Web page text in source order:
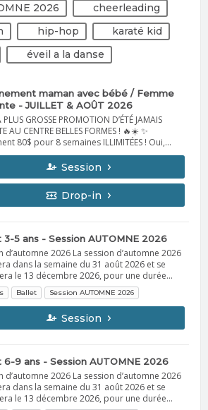
2026
cheerleading
hip-hop
karaté kid
éveil a la danse
maman avec bébé / Femme
- JUILLET & AOÛT 2026
GROSSE PROMOTION D’ÉTÉ JAMAIS
AU CENTRE BELLES FORMES ! 🔥☀️ ✨
80$ pour 8 semaines ILLIMITÉES ! Oui,
à jusqu’à 4 cours par semaine pour
10$ par semaine 😍 🤰👶 Cours adaptés
mamans avec bébé et les femmes
📅 Session d'été : du 29 juin au 22 août
: 🩷 Lundi 10h – Be Functional 🩷
PWR 🩷 Mercredi 10h – Abdos
une ambiance
sans jugement ✔ Reprends du temps
toi
comme celle-ci, on n'en a jamais
📍 Centre Belles Formes 12110, rue de
508-3777 💗 Cet été, investis
seulement 10$ par semaine !
Session
Drop-in
3-5 ans - Session AUTOMNE 2026
d’automne 2026 La session d’automne 2026
dans la semaine du 31 août 2026 et se
le 13 décembre 2026, pour une durée
15 semaines. Spectacle de fin de session Le
de fin de session aura lieu le
6 décembre 2026. Afin de permettre la
du spectacle et ses préparatifs, aucun cours
de danse n’aura lieu durant la semaine du
aux reprises de cours advenant une
pendant la session. Le spectacle du 6
remplace le 14e cours de la session.
semaine de cours La semaine du 7 au 13
2026 correspondra à la 15e et dernière
Ballet Session AUTOMNE 2026
Session
6-9 ans - Session AUTOMNE 2026
d’automne 2026 La session d’automne 2026
dans la semaine du 31 août 2026 et se
le 13 décembre 2026, pour une durée